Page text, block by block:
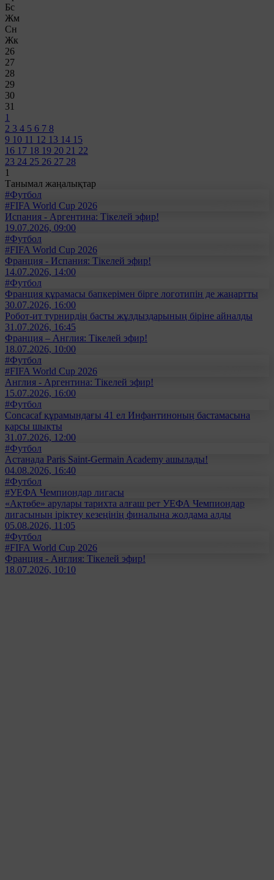
Бс
Жм
Сн
Жк
26
27
28
29
30
31
1
2 3 4 5 6 7 8
9 10 11 12 13 14 15
16 17 18 19 20 21 22
23 24 25 26 27 28
1
Танымал жаңалықтар
#Футбол
#FIFA World Cup 2026
Испания - Аргентина: Тікелей эфир!
19.07.2026, 09:00
#Футбол
#FIFA World Cup 2026
Франция - Испания: Тікелей эфир!
14.07.2026, 14:00
#Футбол
Франция құрамасы бапкерімен бірге логотипін де жаңартты
30.07.2026, 16:00
Робот-ит турнирдің басты жұлдыздарының біріне айналды
31.07.2026, 16:45
Франция – Англия: Тікелей эфир!
18.07.2026, 10:00
#Футбол
#FIFA World Cup 2026
Англия - Аргентина: Тікелей эфир!
15.07.2026, 16:00
#Футбол
Concacaf құрамындағы 41 ел Инфантиноның бастамасына
қарсы шықты
31.07.2026, 12:00
#Футбол
Астанада Paris Saint-Germain Academy ашылады!
04.08.2026, 16:40
#Футбол
#УЕФА Чемпиондар лигасы
«Ақтөбе» арулары тарихта алғаш рет УЕФА Чемпиондар
лигасының іріктеу кезеңінің финалына жолдама алды
05.08.2026, 11:05
#Футбол
#FIFA World Cup 2026
Франция - Англия: Тікелей эфир!
18.07.2026, 10:10